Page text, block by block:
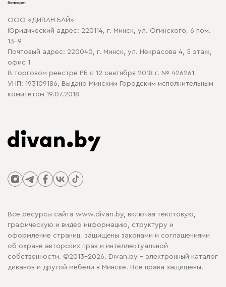
Политика конфиденциальности
Политика в отношении обработки cookie
ООО «ДИВАН БАЙ»
Юридический адрес: 220114, г. Минск, ул. Огинского, 6 пом.
13-9
Почтовый адрес: 220040, г. Минск, ул. Некрасова 4, 5 этаж,
офис 1
В торговом реестре РБ с 12 сентября 2018 г. № 426261
УНП: 193109186, Выдано Минским Городским исполнительным
комитетом 19.07.2018
Все ресурсы сайта www.divan.by, включая текстовую,
графическую и видео информацию, структуру и
оформление страниц, защищены законами и соглашениями
об охране авторских прав и интеллектуальной
собственности. ©2013-2026. Divan.by - электронный каталог
диванов и другой мебели в Минске. Все права защищены.